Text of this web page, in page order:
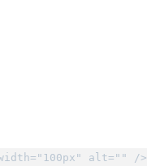
alt="" />